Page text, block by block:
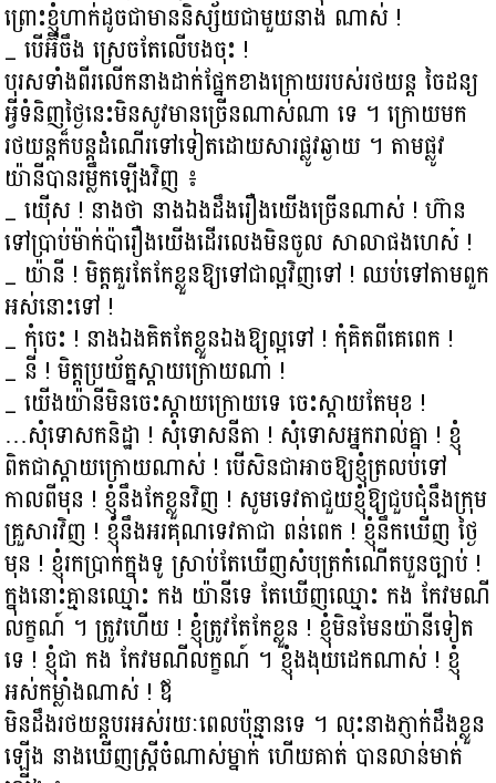
ព្រោះខ្ញុំហាក់ដូចជាមាននិស្ស័យជាមួយនាង ណាស់ !
_ បើអ៊ីចឹង ស្រេចតែលើបងចុះ !
បុរសទាំងពីរលើកនាងដាក់ផ្នែកខាងក្រោយរបស់រថយន្ត ចៃដន្យ
អ្វីទំនិញថ្ងៃនេះមិនសូវមានច្រើនណាស់ណា ទេ ។ ក្រោយមក
រថយន្តក៏បន្តដំណើរទៅទៀតដោយសារផ្លូវឆ្ងាយ ។ តាមផ្លូវ
យ៉ានីបានរម្លឹកឡើងវិញ ៖
_ យ៉ើស ! នាងថា នាងឯងដឹងរឿងយើងច្រើនណាស់ ! ហ៊ាន
ទៅប្រាប់ម៉ាក់ប៉ារឿងយើងដើរលេងមិនចូល សាលាផងហេស៎ !
_ យ៉ានី ! មិត្តគួរតែកែខ្លួនឱ្យទៅជាល្អវិញទៅ ! ឈប់ទៅតាមពួក
អស់នោះទៅ !
_ កុំចេះ ! នាងឯងគិតតែខ្លួនឯងឱ្យល្អទៅ ! កុំគិតពីគេពេក !
_ នី ! មិត្តប្រយ័ត្នស្ដាយក្រោយណា៎ !
_ យើងយ៉ានីមិនចេះស្ដាយក្រោយទេ ចេះស្ដាយតែមុខ !
…សុំទោសកនិដ្ឋា ! សុំទោសនីតា ! សុំទោសអ្នករាល់គ្នា ! ខ្ញុំ
ពិតជាស្ដាយក្រោយណាស់ ! បើសិនជាអាចឱ្យខ្ញុំត្រលប់ទៅ
កាលពីមុន ! ខ្ញុំនឹងកែខ្លួនវិញ ! សូមទេវតាជួយខ្ញុំឱ្យជួបជុំនឹងក្រុម
គ្រួសារវិញ ! ខ្ញុំនឹងអរគុណទេវតាជា ពន់ពេក ! ខ្ញុំនឹកឃើញ ថ្ងៃ
មុន ! ខ្ញុំរកប្រាក់ក្នុងទូ ស្រាប់តែឃើញសំបុត្រកំណើតបួនច្បាប់ !
ក្នុងនោះគ្មានឈ្មោះ កង យ៉ានីទេ តែឃើញឈ្មោះ កង កែវមណី
លក្ខណ៍ ។ ត្រូវហើយ ! ខ្ញុំត្រូវតែកែខ្លួន ! ខ្ញុំមិនមែនយ៉ានីទៀត
ទេ ! ខ្ញុំជា កង កែវមណីលក្ខណ៍ ។ ខ្ញុំងងុយដេកណាស់ ! ខ្ញុំ
អស់កម្លាំងណាស់ ! ឪ
មិនដឹងរថយន្តបរអស់រយៈពេលប៉ុន្មានទេ ។ លុះនាងភ្ញាក់ដឹងខ្លួន
ឡើង នាងឃើញស្ត្រីចំណាស់ម្នាក់ ហើយគាត់ បានលាន់មាត់